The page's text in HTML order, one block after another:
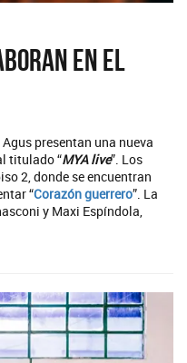
en el
presentan una nueva
titulado “MYA live”. Los
2, donde se encuentran
“Corazón guerrero”. La
y Maxi Espíndola,